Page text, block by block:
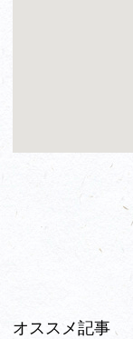
オススメ記事